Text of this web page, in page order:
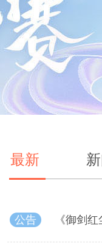
最新
公告 《御剑